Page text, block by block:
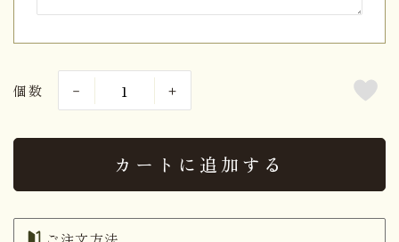
個数
カートに追加する